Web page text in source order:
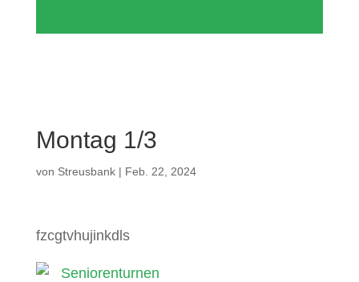
Montag 1/3
von Streusbank| Feb. 22, 2024
fzcgtvhujinkdls
Seniorenturnen